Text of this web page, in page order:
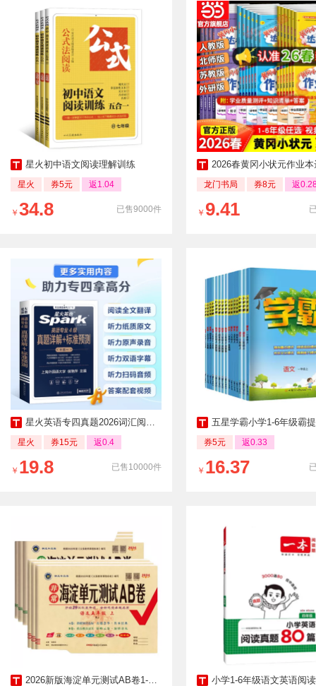
星火初中语文阅读理解训练
星火 券5元 返1.04
已售9000件
￥ 34.8
2026春黄冈小状元作业本达标卷1-6年
龙门书局 券8元 返
￥ 9.41
星火英语专四真题2026词汇阅读全套
星火 券15元 返0.4
已售10000件
￥ 19.8
五星学霸小学1-6年级霸提优
券5元 返0.33
￥ 16.37
2026新版海淀单元测试AB卷1-6年级上下册 小学1-6年级语文英语阅读理解80篇